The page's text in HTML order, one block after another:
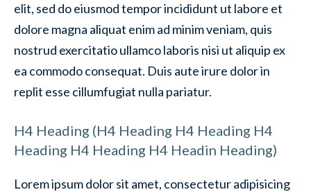
elit, sed do eiusmod tempor incididunt ut labore et
dolore magna aliquat enim ad minim veniam, quis
nostrud exercitatio ullamco laboris nisi ut aliquip ex
ea commodo consequat. Duis aute irure dolor in
replit esse cillumfugiat nulla pariatur.
H4 Heading (H4 Heading H4 Heading H4
Heading H4 Heading H4 Headin Heading)
Lorem ipsum dolor sit amet, consectetur adipisicing